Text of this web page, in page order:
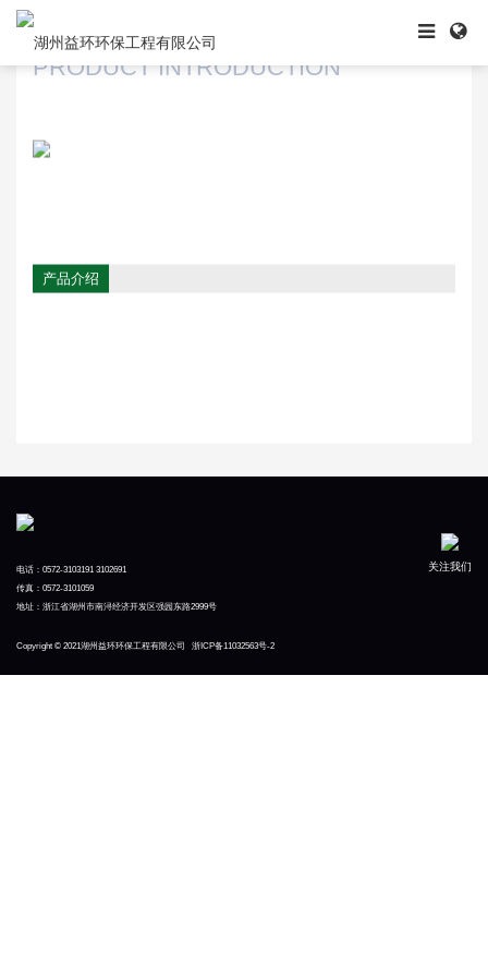
产品展示
PRODUCT INTRODUCTION
产品介绍
电话：0572-3103191 3102691
传真：0572-3101059
地址：浙江省湖州市南浔经济开发区强园东路2999号
关注我们
Copyright © 2021湖州益环环保工程有限公司 浙ICP备11032563号-2